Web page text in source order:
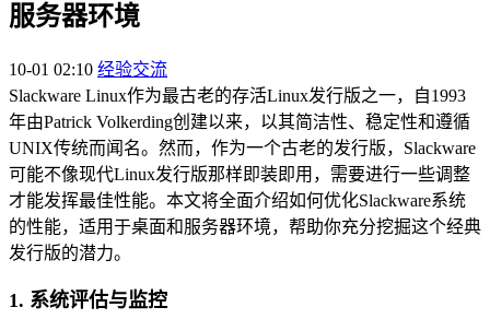
服务器环境
10-01 02:10 经验交流
Slackware Linux作为最古老的存活Linux发行版之一，自1993
年由Patrick Volkerding创建以来，以其简洁性、稳定性和遵循
UNIX传统而闻名。然而，作为一个古老的发行版，Slackware
可能不像现代Linux发行版那样即装即用，需要进行一些调整
才能发挥最佳性能。本文将全面介绍如何优化Slackware系统
的性能，适用于桌面和服务器环境，帮助你充分挖掘这个经典
发行版的潜力。
1. 系统评估与监控